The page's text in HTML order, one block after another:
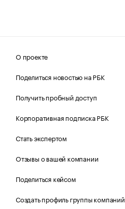
О проекте
Поделиться новостью на РБК
Получить пробный доступ
Корпоративная подписка РБК
Стать экспертом
Отзывы о вашей компании
Поделиться кейсом
Создать профиль группы компаний